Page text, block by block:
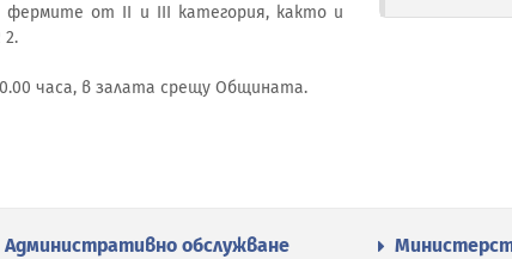
фермите от II и III категория, както и
часа, в залата срещу Общината.
Административно обслужване